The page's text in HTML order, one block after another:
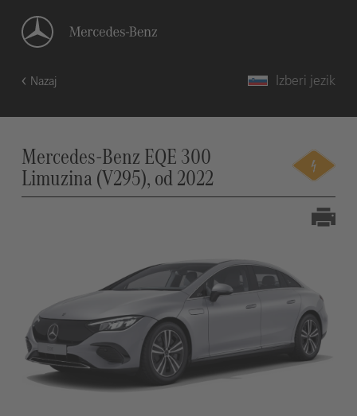
Nazaj Izberi jezik
Mercedes-Benz EQE 300
Limuzina (V295), od 2022